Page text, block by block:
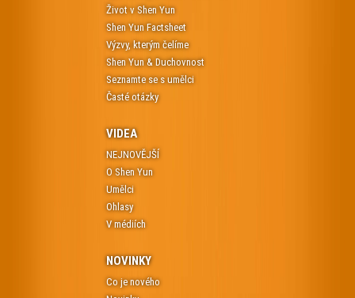
Život v Shen Yun
Shen Yun Factsheet
Výzvy, kterým čelíme
Shen Yun & Duchovnost
Seznamte se s umělci
Časté otázky
VIDEA
NEJNOVĚJŠÍ
O Shen Yun
Umělci
Ohlasy
V médiích
NOVINKY
Co je nového